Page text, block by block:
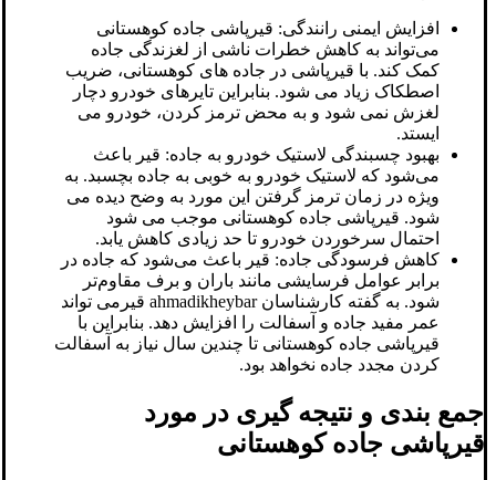
افزایش ایمنی رانندگی: قیرپاشی جاده‌ کوهستانی
می‌تواند به کاهش خطرات ناشی از لغزندگی جاده
کمک کند. با قیرپاشی در جاده های کوهستانی، ضریب
اصطکاک زیاد می شود. بنابراین تایرهای خودرو دچار
لغزش نمی شود و به محض ترمز کردن، خودرو می
ایستد.
بهبود چسبندگی لاستیک خودرو به جاده: قیر باعث
می‌شود که لاستیک خودرو به خوبی به جاده بچسبد. به
ویژه در زمان ترمز گرفتن این مورد به وضح دیده می
شود. قیرپاشی جاده کوهستانی موجب می شود
احتمال سرخوردن خودرو تا حد زیادی کاهش یابد.
کاهش فرسودگی جاده: قیر باعث می‌شود که جاده در
برابر عوامل فرسایشی مانند باران و برف مقاوم‌تر
شود. به گفته کارشناسان ahmadikheybar قیرمی تواند
عمر مفید جاده و آسفالت را افزایش دهد. بنابراین با
قیرپاشی جاده کوهستانی تا چندین سال نیاز به آسفالت
کردن مجدد جاده نخواهد بود.
جمع بندی و نتیجه گیری در مورد
قیرپاشی جاده کوهستانی